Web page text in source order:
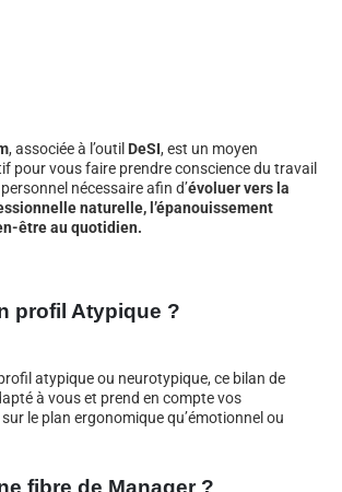
, associée à l’outil DeSI, est un moyen
pour vous faire prendre conscience du travail
nécessaire afin d’évoluer vers la
naturelle, l’épanouissement
être au quotidien.
profil Atypique ?
atypique ou neurotypique, ce bilan de
à vous et prend en compte vos
le plan ergonomique qu’émotionnel ou
fibre de Manager ?